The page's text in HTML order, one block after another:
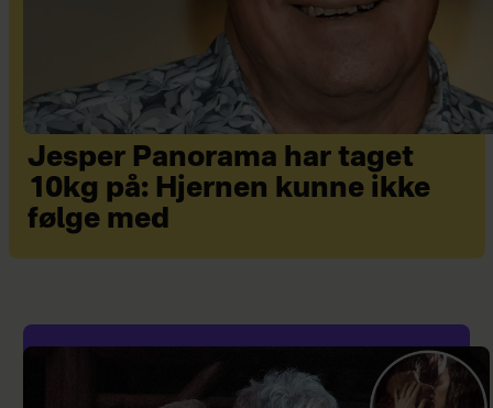
Jesper Panorama har taget
10kg på: Hjernen kunne ikke
følge med